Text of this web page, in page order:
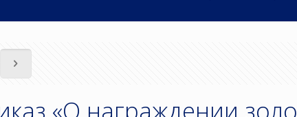
«О награждении